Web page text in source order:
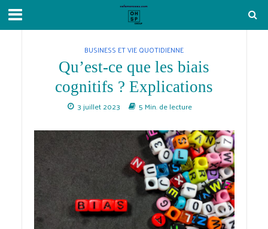
BUSINESS ET VIE QUOTIDIENNE
Qu’est-ce que les biais
cognitifs ? Explications
3 juillet 2023 5 Min. de lecture